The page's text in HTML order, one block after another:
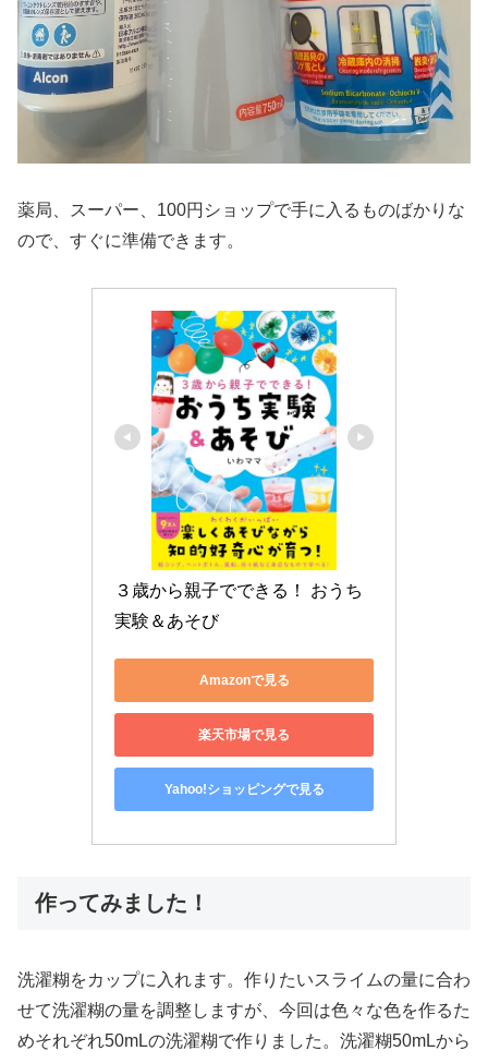
薬局、スーパー、100円ショップで手に入るものばかりな
ので、すぐに準備できます。
３歳から親子でできる！ おうち
実験＆あそび
Amazonで見る
楽天市場で見る
Yahoo!ショッピングで見る
作ってみました！
洗濯糊をカップに入れます。作りたいスライムの量に合わ
せて洗濯糊の量を調整しますが、今回は色々な色を作るた
めそれぞれ50mLの洗濯糊で作りました。洗濯糊50mLから